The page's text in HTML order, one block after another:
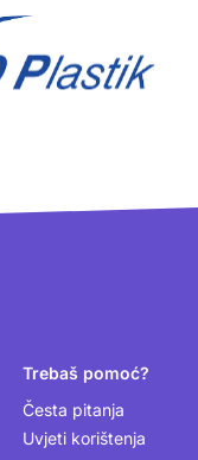
Trebaš pomoć?
Česta pitanja
Uvjeti korištenja